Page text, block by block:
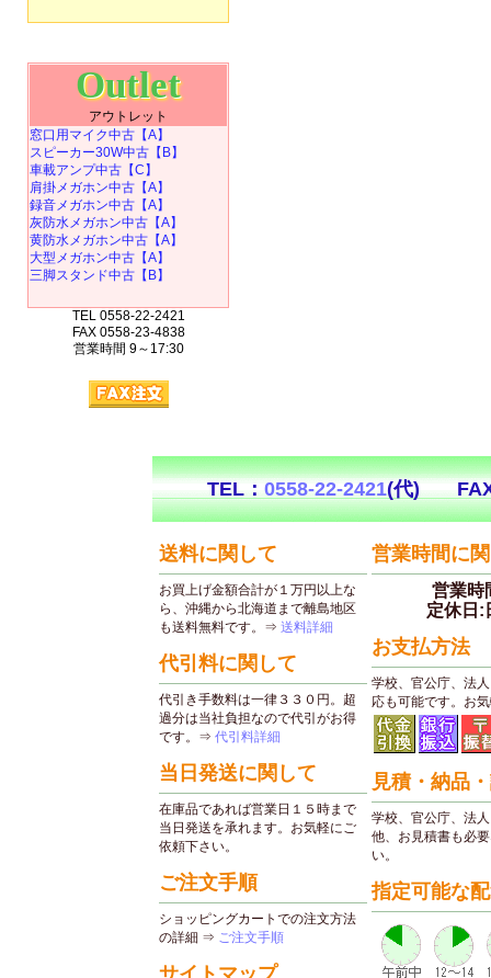
Outlet
アウトレット
窓口用マイク中古【A】
スピーカー30W中古【B】
車載アンプ中古【C】
肩掛メガホン中古【A】
録音メガホン中古【A】
灰防水メガホン中古【A】
黄防水メガホン中古【A】
大型メガホン中古【A】
三脚スタンド中古【B】
TEL 0558-22-2421
FAX 0558-23-4838
営業時間 9～17:30